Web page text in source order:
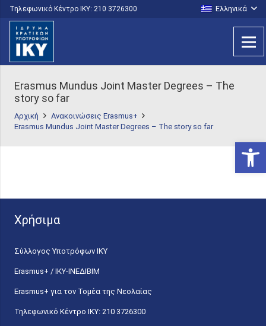
Τηλεφωνικό Κέντρο IKY: 210 3726300 Ελληνικά
Erasmus Mundus Joint Master Degrees – The
story so far
Αρχική
Ανακοινώσεις Erasmus+
Erasmus Mundus Joint Master Degrees – The story so far
Χρήσιμα
Σύλλογος Υποτρόφων ΙΚΥ
Erasmus+ / ΙΚΥ-ΙΝΕΔΙΒΙΜ
Erasmus+ για τον Τομέα της Νεολαίας
Τηλεφωνικό Κέντρο IKY: 210 3726300